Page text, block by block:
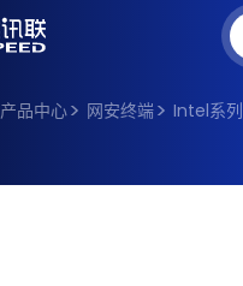
产品中心 网安终端 Intel系列